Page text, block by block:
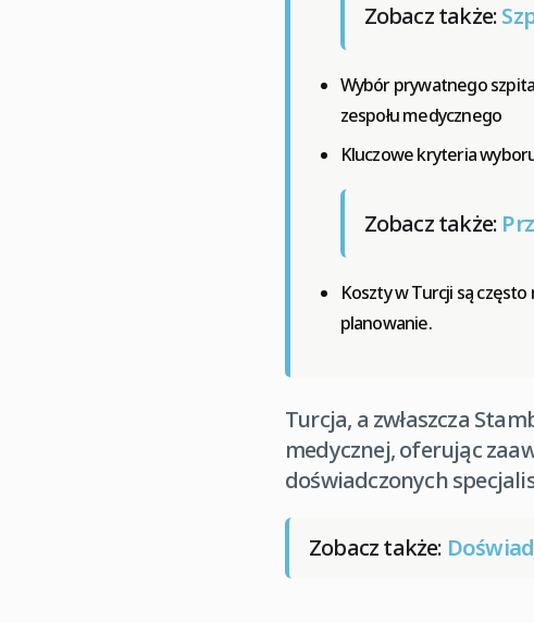
Zobacz także:
Wybór prywatnego
zespołu medycznego
Kluczowe kryteria
Zobacz także:
Koszty w Turcji są
planowanie.
Turcja, a zwłaszcza
medycznej, oferując
doświadczonych
Zobacz także: